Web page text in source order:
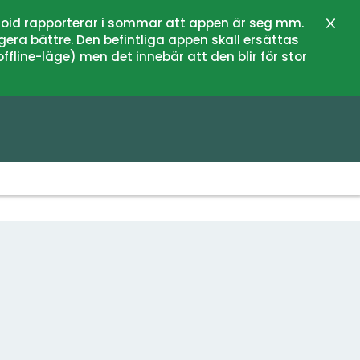
rapporterar i sommar att appen är seg mm.
bättre. Den befintliga appen skall ersättas
läge) men det innebär att den blir för stor